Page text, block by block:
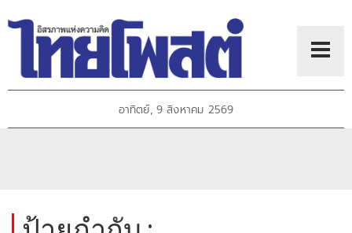
อาทิตย์, 9 สิงหาคม 2569